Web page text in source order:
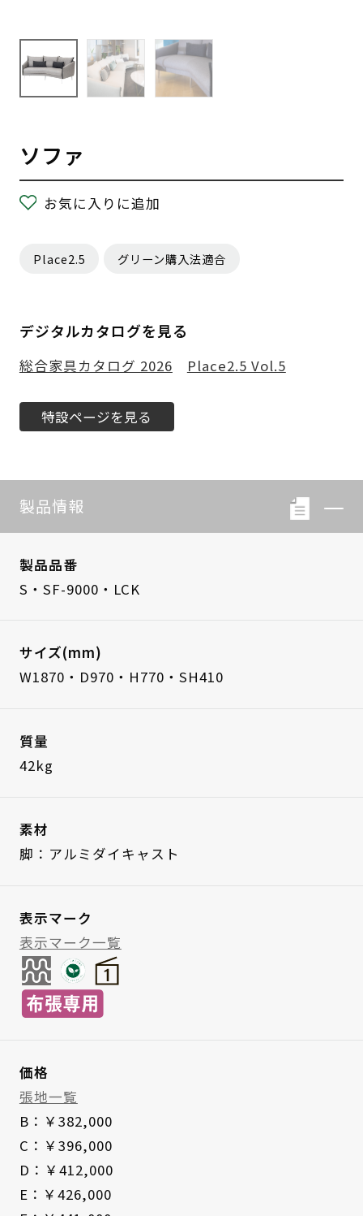
ソファ
お気に入りに追加
Place2.5 グリーン購入法適合
デジタルカタログを見る
総合家具カタログ 2026 Place2.5 Vol.5
特設ページを見る
製品情報
製品品番
S・SF-9000・LCK
サイズ(mm)
W1870・D970・H770・SH410
質量
42kg
素材
脚：アルミダイキャスト
表示マーク
表示マーク一覧
価格
張地一覧
B：￥382,000
C：￥396,000
D：￥412,000
E：￥426,000